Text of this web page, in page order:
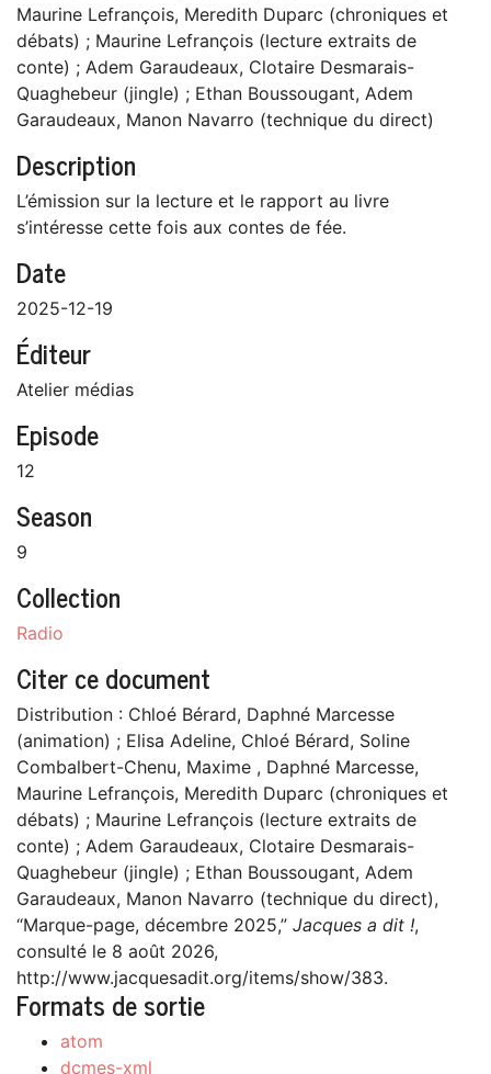
Maurine Lefrançois, Meredith Duparc (chroniques et
débats) ; Maurine Lefrançois (lecture extraits de
conte) ; Adem Garaudeaux, Clotaire Desmarais-
Quaghebeur (jingle) ; Ethan Boussougant, Adem
Garaudeaux, Manon Navarro (technique du direct)
Description
L’émission sur la lecture et le rapport au livre
s’intéresse cette fois aux contes de fée.
Date
2025-12-19
Éditeur
Atelier médias
Episode
12
Season
9
Collection
Radio
Citer ce document
Distribution : Chloé Bérard, Daphné Marcesse
(animation) ; Elisa Adeline, Chloé Bérard, Soline
Combalbert-Chenu, Maxime , Daphné Marcesse,
Maurine Lefrançois, Meredith Duparc (chroniques et
débats) ; Maurine Lefrançois (lecture extraits de
conte) ; Adem Garaudeaux, Clotaire Desmarais-
Quaghebeur (jingle) ; Ethan Boussougant, Adem
Garaudeaux, Manon Navarro (technique du direct),
“Marque-page, décembre 2025,” Jacques a dit !,
consulté le 8 août 2026,
http://www.jacquesadit.org/items/show/383.
Formats de sortie
atom
dcmes-xml